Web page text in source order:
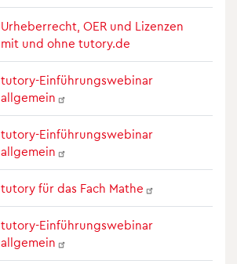
Urheberrecht, OER und Lizenzen
mit und ohne tutory.de
tutory-Einführungswebinar
allgemein
tutory-Einführungswebinar
allgemein
tutory für das Fach Mathe
tutory-Einführungswebinar
allgemein